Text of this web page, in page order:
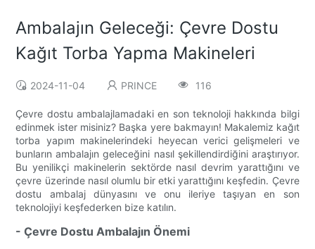
Ambalajın Geleceği: Çevre Dostu
Kağıt Torba Yapma Makineleri
2024-11-04 PRINCE 116
Çevre dostu ambalajlamadaki en son teknoloji hakkında bilgi
edinmek ister misiniz? Başka yere bakmayın! Makalemiz kağıt
torba yapım makinelerindeki heyecan verici gelişmeleri ve
bunların ambalajın geleceğini nasıl şekillendirdiğini araştırıyor.
Bu yenilikçi makinelerin sektörde nasıl devrim yarattığını ve
çevre üzerinde nasıl olumlu bir etki yarattığını keşfedin. Çevre
dostu ambalaj dünyasını ve onu ileriye taşıyan en son
teknolojiyi keşfederken bize katılın.
- Çevre Dostu Ambalajın Önemi